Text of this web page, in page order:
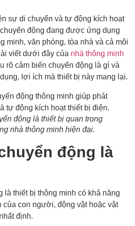
sự di chuyển và tự động kích hoạt
động đang được ứng dụng
minh, văn phòng, tòa nhà và cả môi
viết dưới đây của nhà thông minh
rõ cảm biến chuyển động là gì và
lợi ích mà thiết bị này mang lại.
động là thiết bị quan trọng
nhà thông minh hiện đại.
động là
là thiết bị thông minh có khả năng
của con người, động vật hoặc vật
định.